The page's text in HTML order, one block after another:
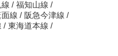
/ 福知山線 /
面線 / 阪急今津線 /
/ 東海道本線 /